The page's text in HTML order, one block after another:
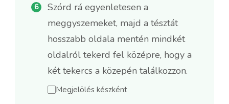
Szórd rá egyenletesen a
meggyszemeket, majd a tésztát
hosszabb oldala mentén mindkét
oldalról tekerd fel középre, hogy a
két tekercs a közepén találkozzon.
Megjelölés készként